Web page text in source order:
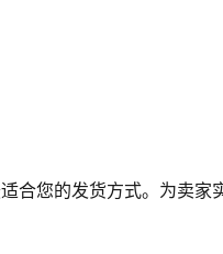
合您的发货方式。为卖家